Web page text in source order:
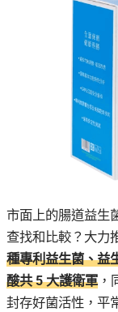
市面上的腸道益生
查找和比較？大力
種專利益生菌、益
酸共 5 大護衛軍 ，
封存好菌活性，平